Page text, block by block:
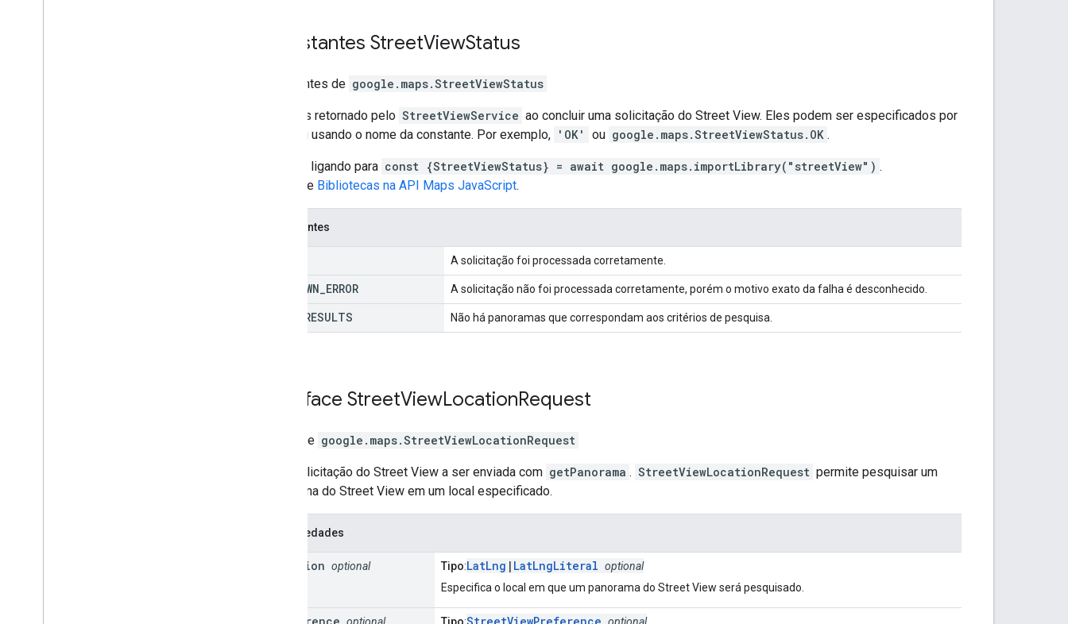
Constantes StreetViewStatus
Constantes de google.maps.StreetViewStatus
O status retornado pelo StreetViewService ao concluir uma solicitação do Street View. Eles podem ser especificados por
valor ou usando o nome da constante. Por exemplo, 'OK' ou google.maps.StreetViewStatus.OK .
Acesse ligando para const {StreetViewStatus} = await google.maps.importLibrary("streetView") .
Consulte Bibliotecas na API Maps JavaScript.
Constantes
A solicitação foi processada corretamente.
UNKNOWN ERROR A solicitação não foi processada corretamente, porém o motivo exato da falha é desconhecido.
RESULTS Não há panoramas que correspondam aos critérios de pesquisa.
Interface StreetViewLocationRequest
Interface google.maps.StreetViewLocationRequest
Uma solicitação do Street View a ser enviada com getPanorama . StreetViewLocationRequest permite pesquisar um
panorama do Street View em um local especificado.
Propriedades
location optional Tipo:LatLng | LatLngLiteral optional
Especifica o local em que um panorama do Street View será pesquisado.